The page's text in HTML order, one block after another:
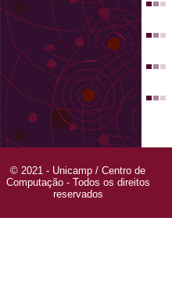
© 2021 - Unicamp / Centro de
Computação - Todos os direitos
reservados